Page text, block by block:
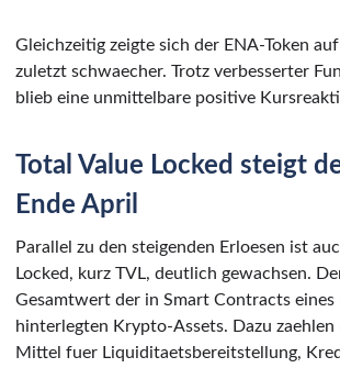
Gleichzeitig zeigte sich der ENA-Token auf
zuletzt schwaecher. Trotz verbesserter
blieb eine unmittelbare positive
Total Value Locked steigt
Ende April
Parallel zu den steigenden Erloesen ist
Locked, kurz TVL, deutlich gewachsen.
Gesamtwert der in Smart Contracts
hinterlegten Krypto-Assets. Dazu
Mittel fuer Liquiditaetsbereitstellung,